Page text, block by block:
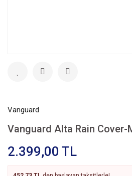
Vanguard
Vanguard Alta Rain Cover-
2.399,00 TL